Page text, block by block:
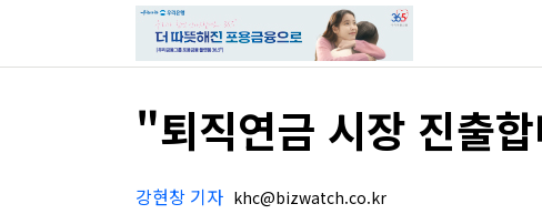
"퇴직연금 시장 진출
강현창 기자 khc@bizwatch.co.kr